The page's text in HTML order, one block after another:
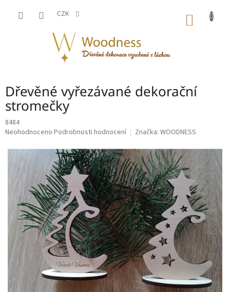
CZK
Dřevěné vyřezávané dekorační
stromečky
8484
Průměrné
produktu
0,0
hvězdiček.
Neohodnoceno Podrobnosti hodnocení Značka: WOODNESS